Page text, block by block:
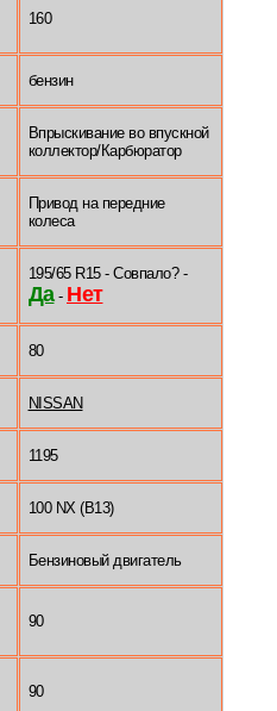
160
бензин
Впрыскивание во впускной
коллектор/Карбюратор
Привод на передние
колеса
195/65 R15 - Совпало? -
Да- Нет
80
NISSAN
1195
100 NX (B13)
Бензиновый двигатель
90
90